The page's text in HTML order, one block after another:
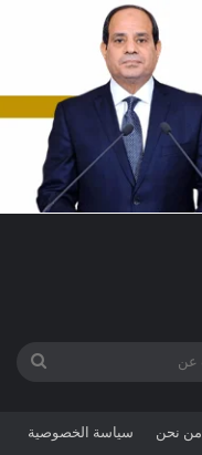
من نحن سياسة الخصوصية